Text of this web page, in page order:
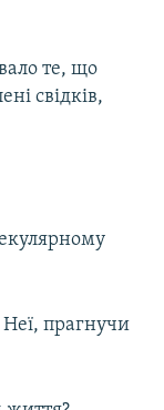
те, що
свідків,
Неї, прагнучи